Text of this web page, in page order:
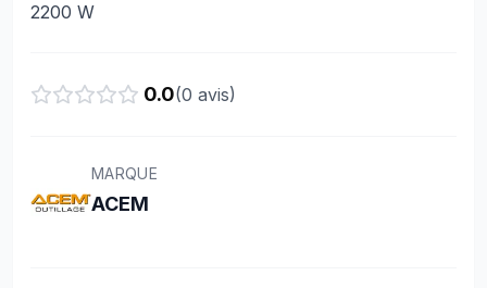
2200 W
0.0(0 avis)
MARQUE
ACEM